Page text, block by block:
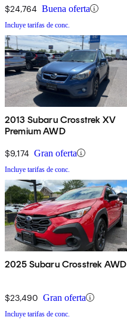
$24,764 Buena oferta
Incluye tarifas de conc.
2013 Subaru Crosstrek XV
Premium AWD
$9,174 Gran oferta
Incluye tarifas de conc.
2025 Subaru Crosstrek AWD
$23,490 Gran oferta
Incluye tarifas de conc.